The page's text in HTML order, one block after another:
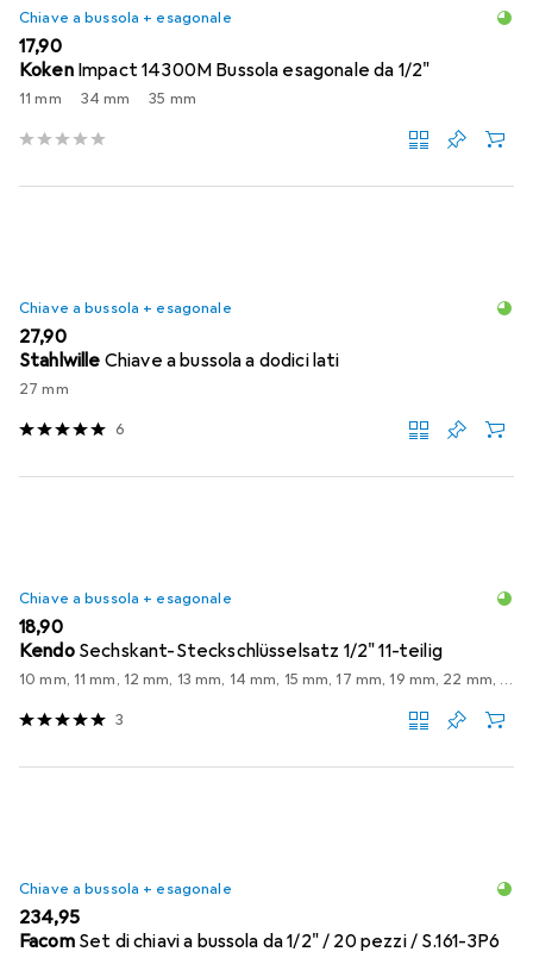
Chiave a bussola + esagonale
EUR
17,90
Koken Impact 14300M Bussola esagonale da 1/2"
11 mm 34 mm 35 mm
Chiave a bussola + esagonale
EUR
27,90
Stahlwille Chiave a bussola a dodici lati
27 mm
6
Chiave a bussola + esagonale
EUR
18,90
Kendo Sechskant-Steckschlüsselsatz 1/2" 11-teilig
10 mm, 11 mm, 12 mm, 13 mm, 14 mm, 15 mm, 17 mm, 19 mm, 22 mm, 24 mm
3
Chiave a bussola + esagonale
EUR
234,95
Facom Set di chiavi a bussola da 1/2" / 20 pezzi / S.161-3P6